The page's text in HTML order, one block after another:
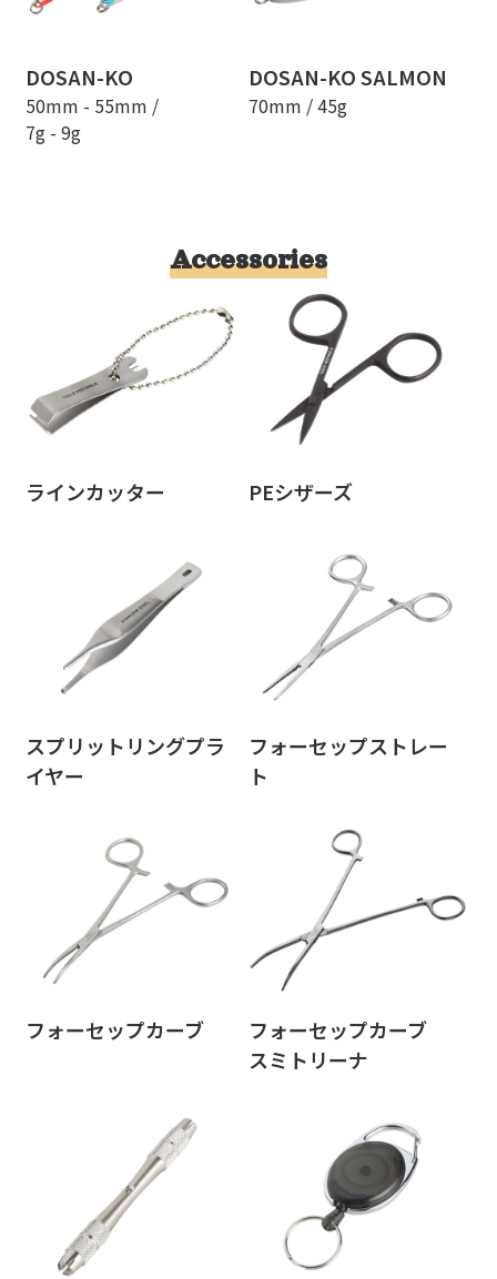
DOSAN-KO
50mm - 55mm /
7g - 9g
DOSAN-KO SALMON
70mm / 45g
Accessories
ラインカッター PEシザーズ
スプリットリングプラ
イヤー
フォーセップストレー
ト
フォーセップカーブ
フォーセップカーブ
スミトリーナ